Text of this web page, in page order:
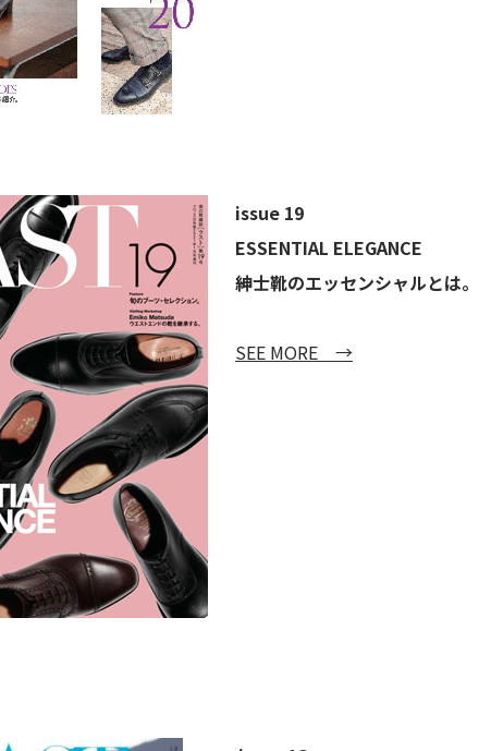
issue 19
ESSENTIAL ELEGANCE
紳士靴のエッセンシャルとは。
SEE MORE →